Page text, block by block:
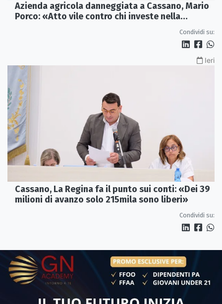
Azienda agricola danneggiata a Cassano, Mario
Porco: «Atto vile contro chi investe nella
Condividi su:
Ieri
Cassano, La Regina fa il punto sui conti: «Dei 39
milioni di avanzo solo 215mila sono liberi»
Condividi su: